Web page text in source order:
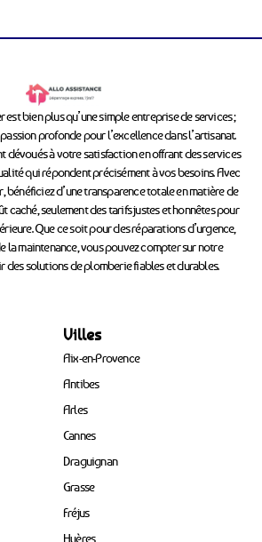
bien plus qu’une simple entreprise de services ;
passion profonde pour l’excellence dans l’artisanat.
dévoués à votre satisfaction en offrant des services
qui répondent précisément à vos besoins. Avec
bénéficiez d’une transparence totale en matière de
caché, seulement des tarifs justes et honnêtes pour
Que ce soit pour des réparations d’urgence,
la maintenance, vous pouvez compter sur notre
des solutions de plomberie fiables et durables.
Villes
Aix-en-Provence
Antibes
Arles
Cannes
Draguignan
Grasse
Fréjus
Hyères